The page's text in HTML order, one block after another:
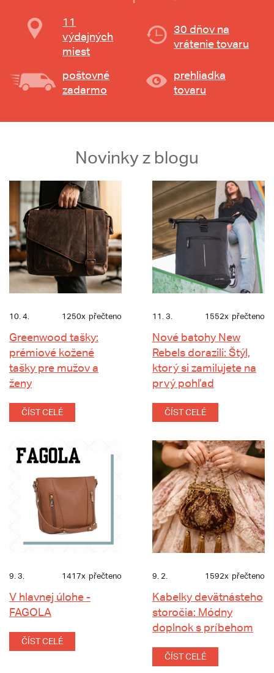
11
výdajných
miest
30 dňov na
vrátenie tovaru
poštovné
zadarmo
prehliadka
tovaru
Novinky z blogu
10. 4. 1250x přečteno
Greenwood tašky:
prémiové kožené
tašky pre mužov a
ženy
ČÍST CELÉ
11. 3. 1552x přečteno
Nové batohy New
Rebels dorazili: Štýl,
ktorý si zamilujete na
prvý pohľad
ČÍST CELÉ
9. 3. 1417x přečteno
V hlavnej úlohe -
FAGOLA
ČÍST CELÉ
9. 2. 1592x přečteno
Kabelky devätnásteho
storočia: Módny
doplnok s príbehom
ČÍST CELÉ